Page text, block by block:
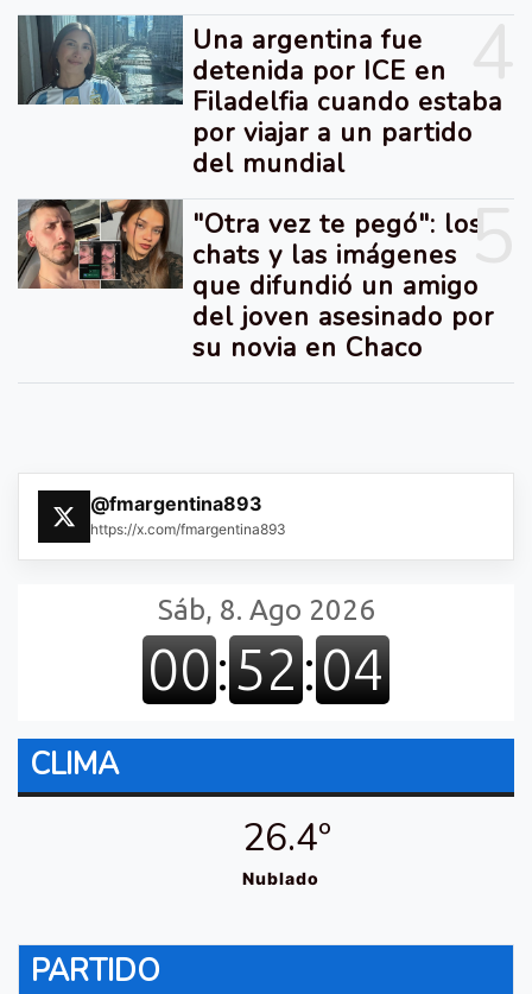
Una argentina fue
detenida por ICE en
Filadelfia cuando estaba
por viajar a un partido
del mundial
5
"Otra vez te pegó": los
chats y las imágenes
que difundió un amigo
del joven asesinado por
su novia en Chaco
@fmargentina893
https://x.com/fmargentina893
CLIMA
26.4º
Nublado
PARTIDO